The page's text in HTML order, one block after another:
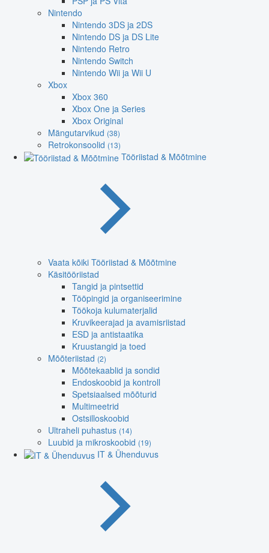
Nintendo
Nintendo 3DS ja 2DS
Nintendo DS ja DS Lite
Nintendo Retro
Nintendo Switch
Nintendo Wii ja Wii U
Xbox
Xbox 360
Xbox One ja Series
Xbox Original
Mängutarvikud (38)
Retrokonsoolid (13)
Tööriistad & Mõõtmine
Vaata kõiki Tööriistad & Mõõtmine
Käsitööriistad
Tangid ja pintsettid
Tööpingid ja organiseerimine
Töökoja kulumaterjalid
Kruvikeerajad ja avamisriistad
ESD ja antistaatika
Kruustangid ja toed
Mõõteriistad (2)
Mõõtekaablid ja sondid
Endoskoobid ja kontroll
Spetsiaalsed mõõturid
Multimeetrid
Ostsilloskoobid
Ultraheli puhastus (14)
Luubid ja mikroskoobid (19)
IT & Ühenduvus